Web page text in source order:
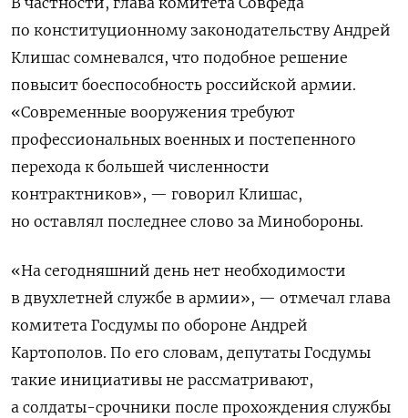
по конституционному законодательству Андрей
Клишас сомневался, что подобное решение
повысит боеспособность российской армии.
«Современные вооружения требуют
профессиональных военных и постепенного
перехода к большей численности
контрактников», — говорил Клишас,
но оставлял последнее слово за Минобороны.
«На сегодняшний день нет необходимости
в двухлетней службе в армии», — отмечал глава
комитета Госдумы по обороне Андрей
Картополов. По его словам, депутаты Госдумы
такие инициативы не рассматривают,
а солдаты-срочники после прохождения службы